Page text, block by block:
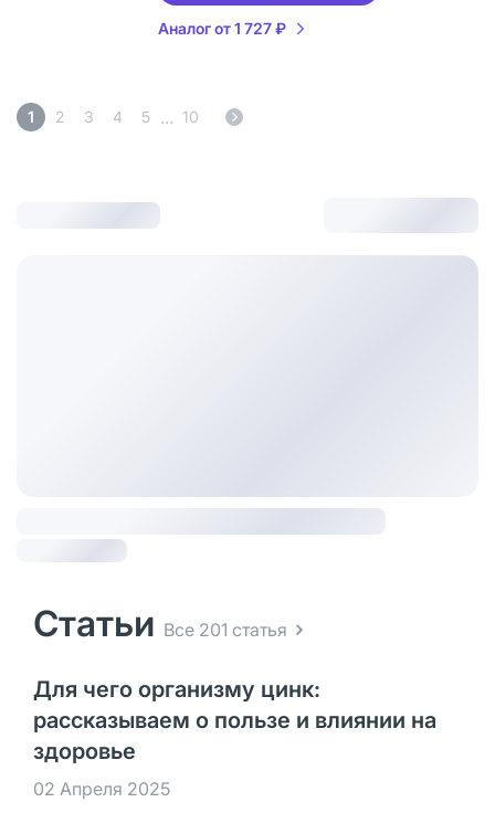
Аналог от 1 727 ₽
1 2 3 4 5 ... 10
Статьи Все 201 статья
Для чего организму цинк:
рассказываем о пользе и влиянии на
здоровье
02 Апреля 2025